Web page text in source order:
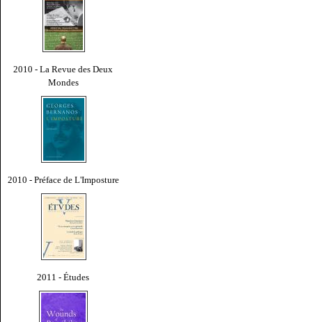
2010 - La Revue des Deux
Mondes
2010 - Préface de L'Imposture
2011 - Études